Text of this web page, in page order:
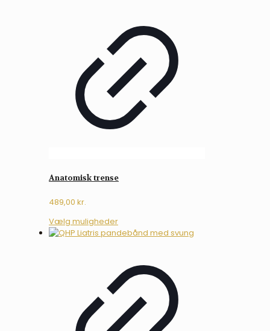
varianter.
Mulighederne
kan
vælges
på
varesiden
Anatomisk trense
489,00 kr.
Vælg mulighederDette
vare
varianter.
Mulighederne
kan
vælges
på
varesiden